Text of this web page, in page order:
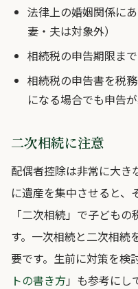
法律上の婚姻関係に
妻・夫は対象外）
相続税の申告期限ま
相続税の申告書を税
になる場合でも申告が
二次相続に注意
配偶者控除は非常に大き
に遺産を集中させると、
「二次相続」で子ども
す。一次相続と二次相続
要です。生前に対策を検
トの書き方」も参考にし